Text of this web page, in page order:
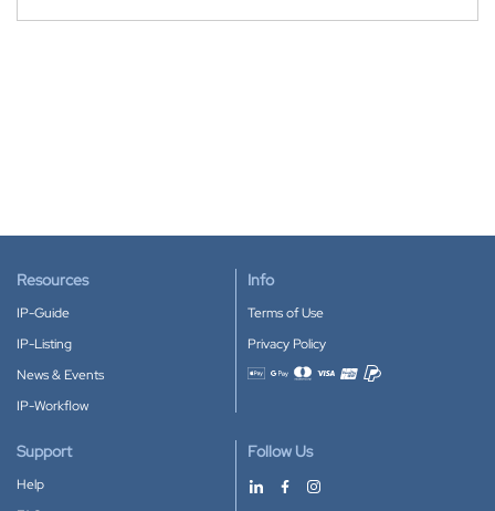
Resources
IP-Guide
IP-Listing
News & Events
IP-Workflow
Info
Terms of Use
Privacy Policy
Accepted payment methods
Support
Help
Follow Us